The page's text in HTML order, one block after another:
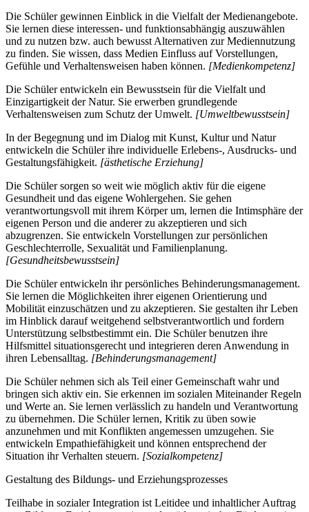
Die Schüler gewinnen Einblick in die Vielfalt der Medienangebote.
Sie lernen diese interessen- und funktionsabhängig auszuwählen
und zu nutzen bzw. auch bewusst Alternativen zur Mediennutzung
zu finden. Sie wissen, dass Medien Einfluss auf Vorstellungen,
Gefühle und Verhaltensweisen haben können. [Medienkompetenz]
Die Schüler entwickeln ein Bewusstsein für die Vielfalt und
Einzigartigkeit der Natur. Sie erwerben grundlegende
Verhaltensweisen zum Schutz der Umwelt. [Umweltbewusstsein]
In der Begegnung und im Dialog mit Kunst, Kultur und Natur
entwickeln die Schüler ihre individuelle Erlebens-, Ausdrucks- und
Gestaltungsfähigkeit. [ästhetische Erziehung]
Die Schüler sorgen so weit wie möglich aktiv für die eigene
Gesundheit und das eigene Wohlergehen. Sie gehen
verantwortungsvoll mit ihrem Körper um, lernen die Intimsphäre der
eigenen Person und die anderer zu akzeptieren und sich
abzugrenzen. Sie entwickeln Vorstellungen zur persönlichen
Geschlechterrolle, Sexualität und Familienplanung.
[Gesundheitsbewusstsein]
Die Schüler entwickeln ihr persönliches Behinderungsmanagement.
Sie lernen die Möglichkeiten ihrer eigenen Orientierung und
Mobilität einzuschätzen und zu akzeptieren. Sie gestalten ihr Leben
im Hinblick darauf weitgehend selbstverantwortlich und fordern
Unterstützung selbstbestimmt ein. Die Schüler benutzen ihre
Hilfsmittel situationsgerecht und integrieren deren Anwendung in
ihren Lebensalltag. [Behinderungsmanagement]
Die Schüler nehmen sich als Teil einer Gemeinschaft wahr und
bringen sich aktiv ein. Sie erkennen im sozialen Miteinander Regeln
und Werte an. Sie lernen verlässlich zu handeln und Verantwortung
zu übernehmen. Die Schüler lernen, Kritik zu üben sowie
anzunehmen und mit Konflikten angemessen umzugehen. Sie
entwickeln Empathiefähigkeit und können entsprechend der
Situation ihr Verhalten steuern. [Sozialkompetenz]
Gestaltung des Bildungs- und Erziehungsprozesses
Teilhabe in sozialer Integration ist Leitidee und inhaltlicher Auftrag